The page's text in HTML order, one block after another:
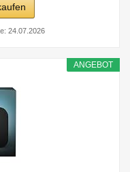
24.07.2026
ANGEBOT